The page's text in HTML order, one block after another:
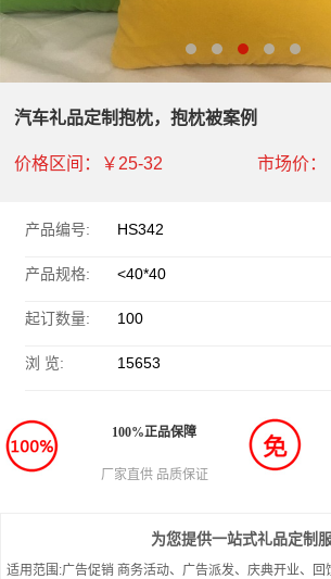
汽车礼品定制抱枕，抱枕被案例
价格区间： ￥25-32 市场价：
产品编号: HS342
产品规格: <40*40
起订数量: 100
浏 览: 15653
100%正品保障
厂家直供 品质保证
为您提供一站式礼品定制
适用范围:广告促销 商务活动、广告派发、庆典开业、